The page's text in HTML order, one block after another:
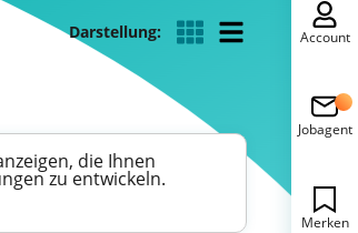
Darstellung:
die Ihnen
zu entwickeln.
Account
Jobagent
Merken